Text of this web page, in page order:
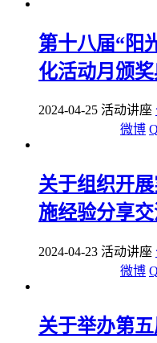
第十八届“阳
化活动月颁
2024-04-25 活动讲座
微博
关于组织开
施经验分享
2024-04-23 活动讲座
微博
关于举办第